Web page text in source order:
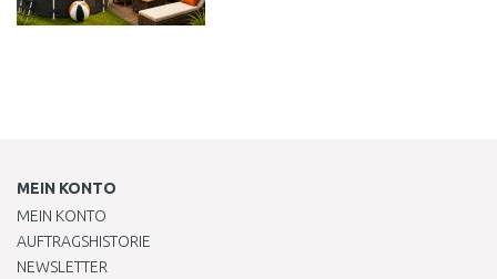
MEIN KONTO
MEIN KONTO
AUFTRAGSHISTORIE
NEWSLETTER